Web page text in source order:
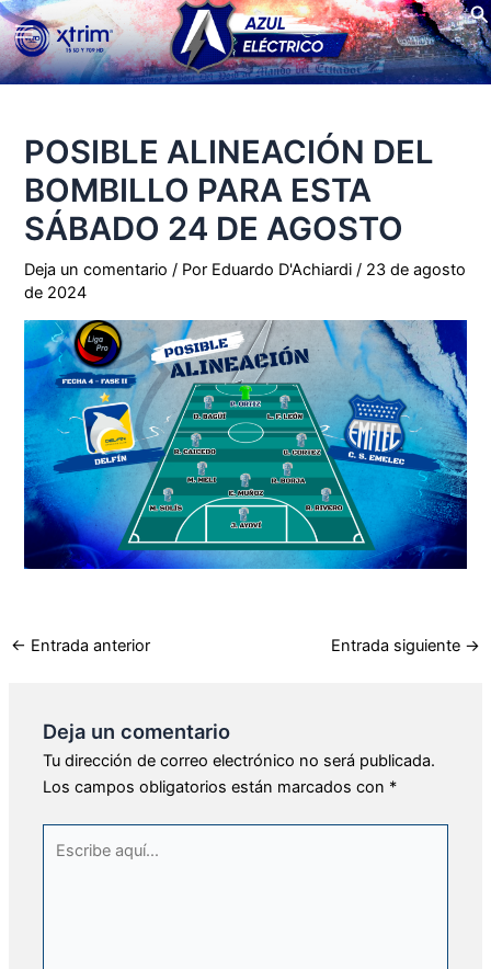
Ir
al
contenido
Main
Menu
POSIBLE ALINEACIÓN DEL
BOMBILLO PARA ESTA
SÁBADO 24 DE AGOSTO
Deja un comentario / Por Eduardo D'Achiardi/ 23 de agosto
de 2024
← Entrada anterior Entrada siguiente →
Deja un comentario
Tu dirección de correo electrónico no será publicada.
Los campos obligatorios están marcados con *
aquí...